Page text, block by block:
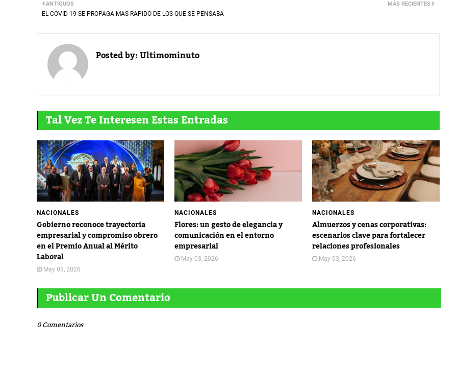
MÁS RECIENTES
ANTIGUOS
EL COVID 19 SE PROPAGA MAS RAPIDO DE LOS QUE SE PENSABA
Posted by:Ultimominuto
Tal Vez Te Interesen Estas Entradas
NACIONALES
Gobierno reconoce trayectoria
empresarial y compromiso obrero
en el Premio Anual al Mérito
Laboral
May 03, 2026
NACIONALES
Flores: un gesto de elegancia y
comunicación en el entorno
empresarial
May 03, 2026
NACIONALES
Almuerzos y cenas corporativas:
escenarios clave para fortalecer
relaciones profesionales
May 03, 2026
Publicar Un Comentario
0 Comentarios